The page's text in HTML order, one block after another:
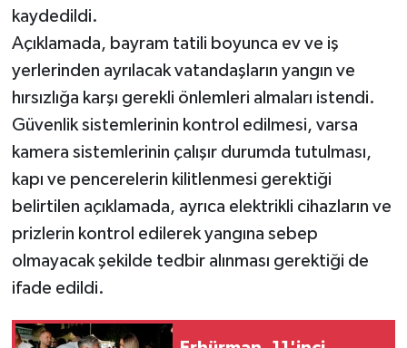
kaydedildi.
Açıklamada, bayram tatili boyunca ev ve iş
yerlerinden ayrılacak vatandaşların yangın ve
hırsızlığa karşı gerekli önlemleri almaları istendi.
Güvenlik sistemlerinin kontrol edilmesi, varsa
kamera sistemlerinin çalışır durumda tutulması,
kapı ve pencerelerin kilitlenmesi gerektiği
belirtilen açıklamada, ayrıca elektrikli cihazların ve
prizlerin kontrol edilerek yangına sebep
olmayacak şekilde tedbir alınması gerektiği de
ifade edildi.